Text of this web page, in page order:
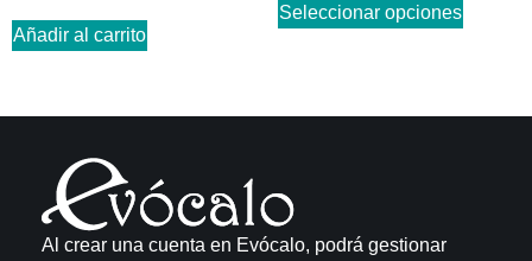
Añadir al carrito
Seleccionar opciones
Al crear una cuenta en Evócalo, podrá gestionar